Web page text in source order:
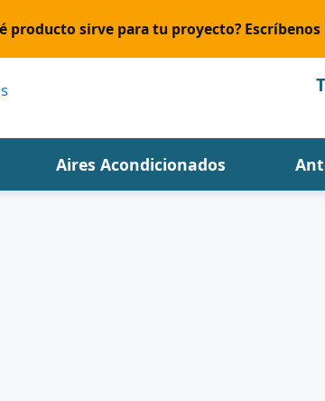
producto sirve para tu proyecto?
Aires Acondicionados